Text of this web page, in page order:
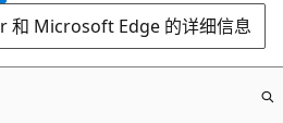
和 Microsoft Edge 的详细信息